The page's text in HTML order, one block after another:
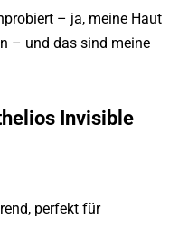
– ja, meine Haut
– und das sind meine
Invisible
perfekt für